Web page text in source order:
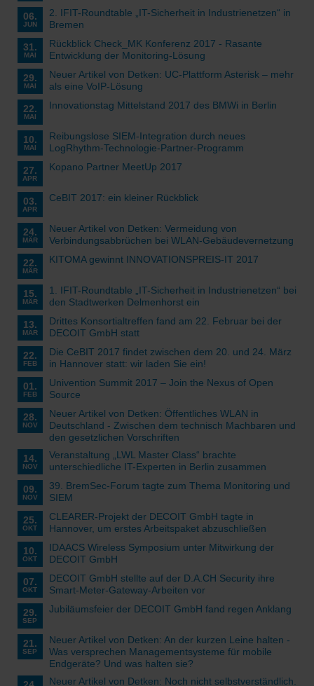
06.
JUN
2. IFIT-Roundtable „IT-Sicherheit in Industrienetzen“ in
Bremen
31.
MAI
Rückblick Check_MK Konferenz 2017 - Rasante
Entwicklung der Monitoring-Lösung
29.
MAI
Neuer Artikel von Detken: UC-Plattform Asterisk – mehr
als eine VoIP-Lösung
22.
MAI
Innovationstag Mittelstand 2017 des BMWi in Berlin
10.
MAI
Reibungslose SIEM-Integration durch neues
LogRhythm-Technologie-Partner-Programm
27.
APR
Kopano Partner MeetUp 2017
03.
APR
CeBIT 2017: ein kleiner Rückblick
24.
MÄR
Neuer Artikel von Detken: Vermeidung von
Verbindungsabbrüchen bei WLAN-Gebäudevernetzung
22.
MÄR
KITOMA gewinnt INNOVATIONSPREIS-IT 2017
15.
MÄR
1. IFIT-Roundtable „IT-Sicherheit in Industrienetzen“ bei
den Stadtwerken Delmenhorst ein
13.
MÄR
Drittes Konsortialtreffen fand am 22. Februar bei der
DECOIT GmbH statt
22.
FEB
Die CeBIT 2017 findet zwischen dem 20. und 24. März
in Hannover statt: wir laden Sie ein!
01.
FEB
Univention Summit 2017 – Join the Nexus of Open
Source
28.
NOV
Neuer Artikel von Detken: Öffentliches WLAN in
Deutschland - Zwischen dem technisch Machbaren und
den gesetzlichen Vorschriften
14.
NOV
Veranstaltung „LWL Master Class“ brachte
unterschiedliche IT-Experten in Berlin zusammen
09.
NOV
39. BremSec-Forum tagte zum Thema Monitoring und
SIEM
25.
OKT
CLEARER-Projekt der DECOIT GmbH tagte in
Hannover, um erstes Arbeitspaket abzuschließen
10.
OKT
IDAACS Wireless Symposium unter Mitwirkung der
DECOIT GmbH
07.
OKT
DECOIT GmbH stellte auf der D.A.CH Security ihre
Smart-Meter-Gateway-Arbeiten vor
29.
SEP
Jubiläumsfeier der DECOIT GmbH fand regen Anklang
21.
SEP
Neuer Artikel von Detken: An der kurzen Leine halten -
Was versprechen Managementsysteme für mobile
Endgeräte? Und was halten sie?
Neuer Artikel von Detken: Noch nicht selbstverständlich.